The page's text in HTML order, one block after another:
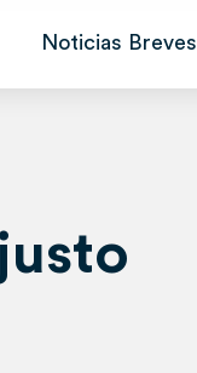
Noticias Breves